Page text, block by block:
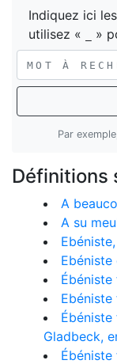
Indiquez ici
utilisez «
»
Par
Définitions
A
A su
Ebéniste
Gladbeck,
Ébéniste